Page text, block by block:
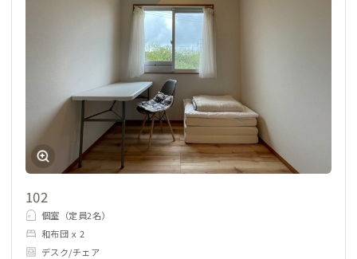
102
個室（定員2名）
和布団 x 2
デスク/チェア